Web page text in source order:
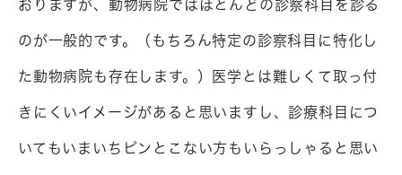
おりますが、動物病院ではほとんどの診察科目を診る
のが一般的です。（もちろん特定の診察科目に特化し
た動物病院も存在します。）医学とは難しくて取っ付
きにくいイメージがあると思いますし、診療科目につ
いてもいまいちピンとこない方もいらっしゃると思い